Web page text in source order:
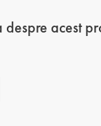
acest